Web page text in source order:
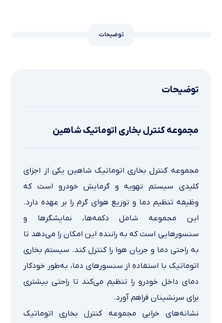
توضیحات
توضیحات
مجموعه كنترل بخاري اتوماتیك شاهین
مجموعه کنترل بخاری اتوماتیک شاهین یکی از اجزای
کلیدی سیستم تهویه و گرمایش خودرو است که
وظیفه تنظیم دما و توزیع هوای گرم را بر عهده دارد.
این مجموعه شامل دکمه‌ها، نمایشگرها و
سنسورهایی است که به راننده این امکان را می‌دهد تا
به راحتی دما و جریان هوا را کنترل کند. سیستم بخاری
اتوماتیک با استفاده از سنسورهای دما، به‌طور خودکار
دمای داخل خودرو را تنظیم می‌کند تا راحتی بیشتری
برای سرنشینان فراهم آورد.
نشانه‌های خرابی مجموعه كنترل بخاري اتوماتیك